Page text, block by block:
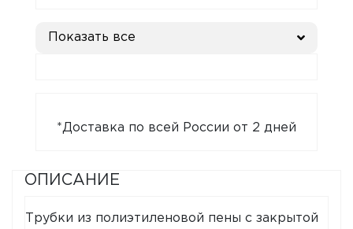
Показать все
*Доставка по всей России от 2 дней
ОПИСАНИЕ
Трубки из полиэтиленовой пены с закрытой